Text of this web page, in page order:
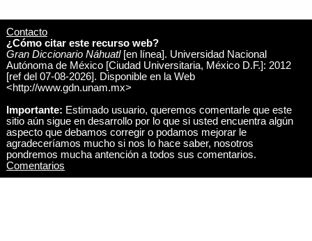
Contacto
¿Cómo citar este recurso web?
Gran Diccionario Náhuatl[en línea]. Universidad Nacional
Autónoma de México [Ciudad Universitaria, México D.F.]: 2012
[ref del 07-08-2026]. Disponible en la Web
<http://www.gdn.unam.mx>
Importante: Estimado usuario, queremos comentarle que este
sitio aún sigue en desarrollo por lo que si usted encuentra algún
aspecto que debamos corregir o podamos mejorar le
agradeceríamos mucho si nos lo hace saber, nosotros
pondremos mucha antención a todos sus comentarios.
Comentarios